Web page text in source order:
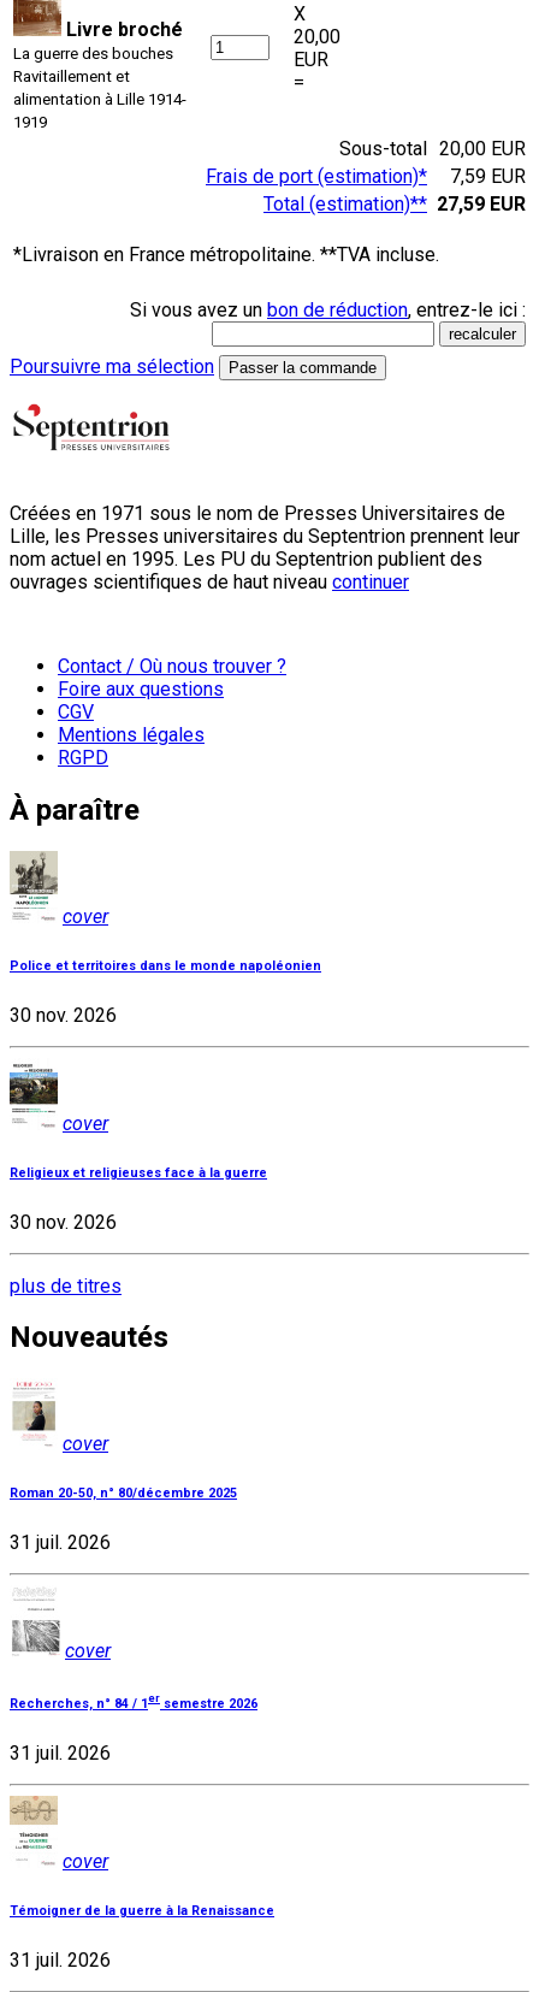
Livre broché
La guerre des bouches
Ravitaillement et
alimentation à Lille 1914-
1919
X
20,00
EUR
=
Sous-total 20,00 EUR
Frais de port (estimation)*
7,59 EUR
Total (estimation)** 27,59 EUR
*Livraison en France métropolitaine. **TVA incluse.
Si vous avez un bon de réduction, entrez-le ici :
Poursuivre ma sélection Passer la commande
Créées en 1971 sous le nom de Presses Universitaires de
Lille, les Presses universitaires du Septentrion prennent leur
nom actuel en 1995. Les PU du Septentrion publient des
ouvrages scientifiques de haut niveau continuer
Contact / Où nous trouver ?
Foire aux questions
CGV
Mentions légales
RGPD
À paraître
cover
Police et territoires dans le monde napoléonien
30 nov. 2026
cover
Religieux et religieuses face à la guerre
30 nov. 2026
plus de titres
Nouveautés
cover
Roman 20-50, n° 80/décembre 2025
31 juil. 2026
cover
Recherches, n° 84 / 1er semestre 2026
31 juil. 2026
cover
Témoigner de la guerre à la Renaissance
31 juil. 2026